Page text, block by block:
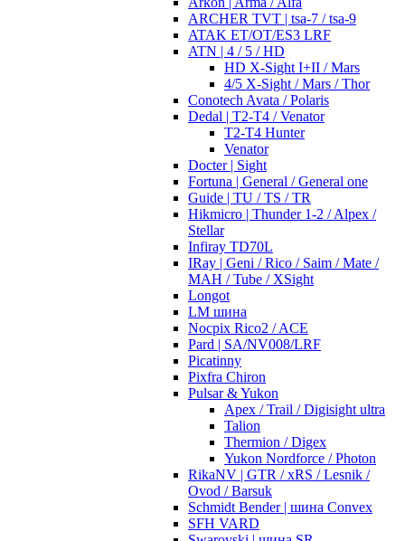
ARCHER TVT | tsa-7 / tsa-9
ATAK ET/OT/ES3 LRF
ATN | 4 / 5 / HD
HD X-Sight I+II / Mars
4/5 X-Sight / Mars / Thor
Conotech Avata / Polaris
Dedal | T2-T4 / Venator
T2-T4 Hunter
Venator
Docter | Sight
Fortuna | General / General one
Guide | TU / TS / TR
Hikmicro | Thunder 1-2 / Alpex /
Stellar
Infiray TD70L
IRay | Geni / Rico / Saim / Mate /
MAH / Tube / XSight
Longot
LM шина
Nocpix Rico2 / ACE
Pard | SA/NV008/LRF
Picatinny
Pixfra Chiron
Pulsar & Yukon
Apex / Trail / Digisight ultra
Talion
Thermion / Digex
Yukon Nordforce / Photon
RikaNV | GTR / xRS / Lesnik /
Ovod / Barsuk
Schmidt Bender | шина Convex
SFH VARD